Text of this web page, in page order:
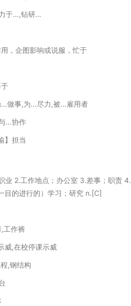
于…,钻研…
，企图影响或说服，忙于
做事,为...尽力,被...雇用者
…协作
】担当
业 2.工作地点；办公室 3.差事；职责
目的进行的）学习；研究 n.[C]
工作裤
威,在校停课示威
,钢结构